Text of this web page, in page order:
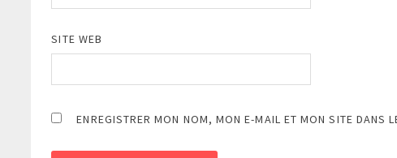
SITE WEB
ENREGISTRER MON NOM, MON E-MAIL ET MON SITE DANS